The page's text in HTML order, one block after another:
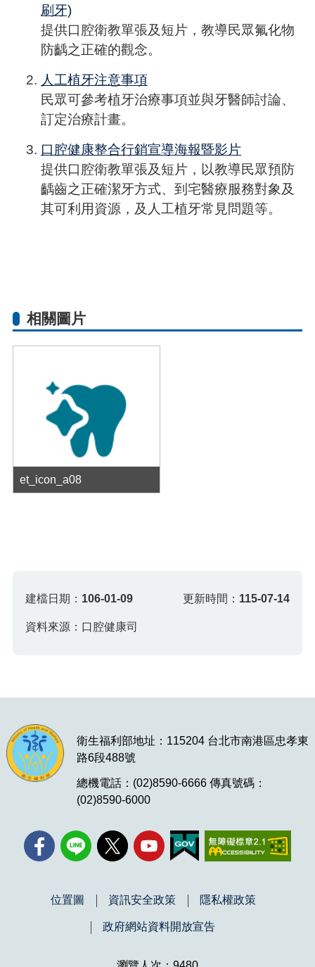
刷牙)
提供口腔衛教單張及短片，教導民眾氟化物
防齲之正確的觀念。
人工植牙注意事項
民眾可參考植牙治療事項並與牙醫師討論、
訂定治療計畫。
口腔健康整合行銷宣導海報暨影片
提供口腔衛教單張及短片，以教導民眾預防
齲齒之正確潔牙方式、到宅醫療服務對象及
其可利用資源，及人工植牙常見問題等。
相關圖片
et_icon_a08
建檔日期： 106-01-09 更新時間： 115-07-14
資料來源：口腔健康司
衛生福利部地址：115204 台北市南港區忠孝東
路6段488號
總機電話：(02)8590-6666 傳真號碼：
(02)8590-6000
位置圖 資訊安全政策 隱私權政策
政府網站資料開放宣告